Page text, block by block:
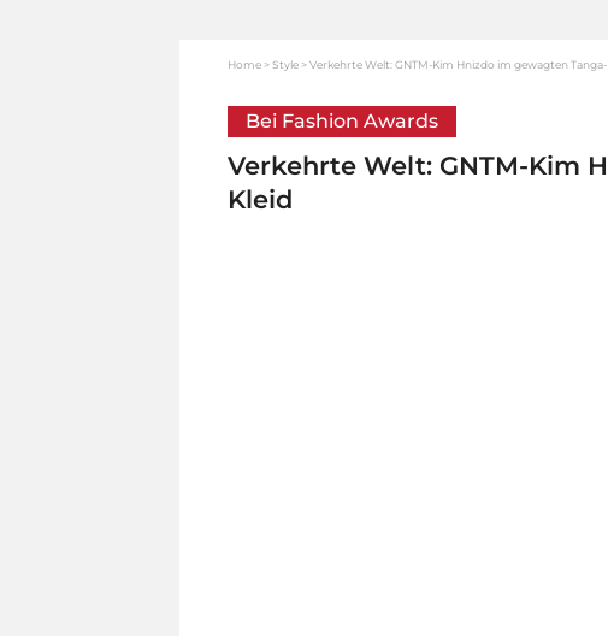
Home Style Verkehrte Welt: GNTM-Kim Hnizdo im gewagten Tanga-
Bei Fashion Awards
Verkehrte Welt: GNTM-Kim
Kleid